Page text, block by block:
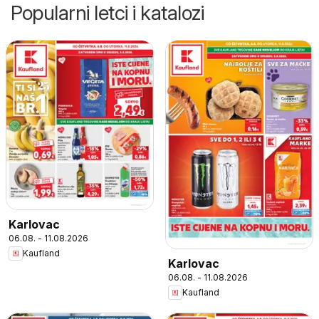
Popularni letci i katalozi
Karlovac
06.08. - 11.08.2026
Kaufland
Karlovac
06.08. - 11.08.2026
Kaufland